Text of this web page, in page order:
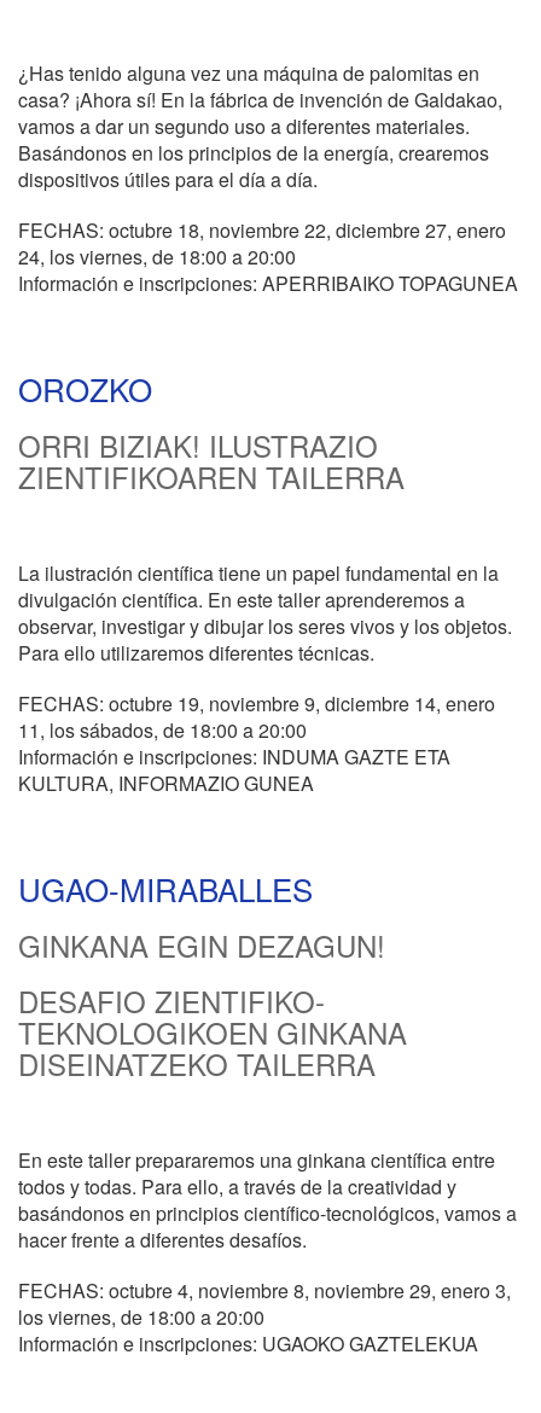
¿Has tenido alguna vez una máquina de palomitas en
casa? ¡Ahora sí! En la fábrica de invención de Galdakao,
vamos a dar un segundo uso a diferentes materiales.
Basándonos en los principios de la energía, crearemos
dispositivos útiles para el día a día.
FECHAS: octubre 18, noviembre 22, diciembre 27, enero
24, los viernes, de 18:00 a 20:00
Información e inscripciones: APERRIBAIKO TOPAGUNEA
OROZKO
ORRI BIZIAK! ILUSTRAZIO
ZIENTIFIKOAREN TAILERRA
La ilustración científica tiene un papel fundamental en la
divulgación científica. En este taller aprenderemos a
observar, investigar y dibujar los seres vivos y los objetos.
Para ello utilizaremos diferentes técnicas.
FECHAS: octubre 19, noviembre 9, diciembre 14, enero
11, los sábados, de 18:00 a 20:00
Información e inscripciones: INDUMA GAZTE ETA
KULTURA, INFORMAZIO GUNEA
UGAO-MIRABALLES
GINKANA EGIN DEZAGUN!
DESAFIO ZIENTIFIKO-
TEKNOLOGIKOEN GINKANA
DISEINATZEKO TAILERRA
En este taller prepararemos una ginkana científica entre
todos y todas. Para ello, a través de la creatividad y
basándonos en principios científico-tecnológicos, vamos a
hacer frente a diferentes desafíos.
FECHAS: octubre 4, noviembre 8, noviembre 29, enero 3,
los viernes, de 18:00 a 20:00
Información e inscripciones: UGAOKO GAZTELEKUA